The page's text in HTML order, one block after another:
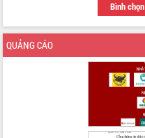
Hội nghị Báo cáo viên Trung ương
tháng 01/2026
Phó Thủ tướng Hồ Quốc Dũng đánh giá
cao kết quả Chiến dịch Quang Trung
Hội nghị Ban Chấp hành Đảng bộ tỉnh
Tập trung giải phóng mặt bằng, đẩy
Bình chọn
QUẢNG CÁO